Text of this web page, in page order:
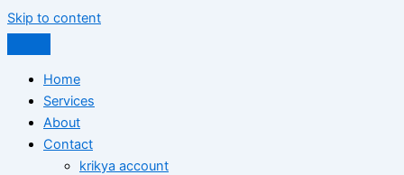
Skip to content
Home
Services
About
Contact
krikya account